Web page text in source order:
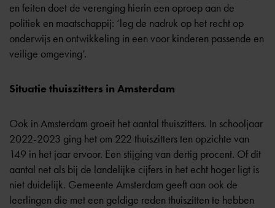
en feiten doet de verenging hierin een oproep aan de
politiek en maatschappij: ‘leg de nadruk op het recht op
onderwijs en ontwikkeling in een voor kinderen passende en
veilige omgeving’.
Situatie thuiszitters in Amsterdam
Ook in Amsterdam groeit het aantal thuiszitters. In schooljaar
2022-2023 ging het om 222 thuiszitters ten opzichte van
149 in het jaar ervoor. Een stijging van dertig procent. Of dit
aantal net als bij de landelijke cijfers in het echt hoger ligt is
niet duidelijk. Gemeente Amsterdam geeft aan ook de
leerlingen die met een geldige reden thuiszitten te hebben